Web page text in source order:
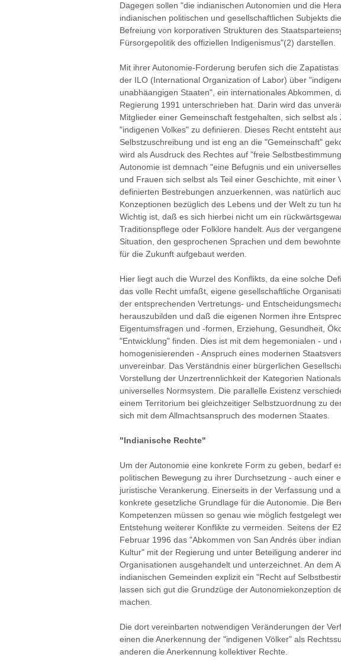
Dagegen sollen "die indianischen Autonomien und die
indianischen politischen und gesellschaftlichen Subjekts
Befreiung von korporativen Strukturen des
Fürsorgepolitik des offiziellen Indigenismus"(2) darstellen.
Mit ihrer Autonomie-Forderung berufen sich die
der ILO (International Organization of Labor) über
unabhäangigen Staaten", ein internationales Abkommen,
Regierung 1991 unterschrieben hat. Darin wird das
Mitglieder einer Gemeinschaft festgehalten, sich selbst als
"indigenen Volkes" zu definieren. Dieses Recht entsteht
Selbstzuschreibung und ist eng an die "Gemeinschaft"
wird als Ausdruck des Rechtes auf "freie
Autonomie ist demnach "eine Befugnis und ein
und Frauen sich selbst als Teil einer Geschichte, mit einer
definierten Bestrebungen anzuerkennen, was natürlich
Konzeptionen bezüglich des Lebens und der Welt zu tun
Wichtig ist, daß es sich hierbei nicht um ein
Traditionspflege oder Folklore handelt. Aus der
Situation, den gesprochenen Sprachen und dem
für die Zukunft aufgebaut werden.
Hier liegt auch die Wurzel des Konflikts, da eine solche
das volle Recht umfaßt, eigene gesellschaftliche
der entsprechenden Vertretungs- und
herauszubilden und daß die eigenen Normen ihre
Eigentumsfragen und -formen, Erziehung, Gesundheit,
"Entwicklung" finden. Dies ist mit dem hegemonialen - und
homogenisierenden - Anspruch eines modernen
unvereinbar. Das Verständnis einer bürgerlichen
Vorstellung der Unzertrennlichkeit der Kategorien
universelles Normsystem. Die parallelle Existenz
einem Territorium bei gleichzeitiger Selbstzuordnung zu
sich mit dem Allmachtsanspruch des modernen Staates.
"Indianische Rechte"
Um der Autonomie eine konkrete Form zu geben, bedarf
politischen Bewegung zu ihrer Durchsetzung - auch einer
juristische Verankerung. Einerseits in der Verfassung und
konkrete gesetzliche Grundlage für die Autonomie. Die
Kompetenzen müssen so genau wie möglich festgelegt
Entstehung weiterer Konflikte zu vermeiden. Seitens der
Februar 1996 das "Abkommen von San Andrés über
Kultur" mit der Regierung und unter Beteiligung anderer
Organisationen ausgehandelt und unterzeichnet. An dem
indianischen Gemeinden explizit ein "Recht auf
lassen sich gut die Grundzüge der Autonomiekonzeption
machen.
Die dort vereinbarten notwendigen Veränderungen der
einen die Anerkennung der "indigenen Völker" als
anderen die Anerkennung kollektiver Rechte.